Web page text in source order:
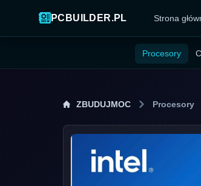
PCBUILDER.PL Strona
Procesory
ZBUDUJMOC Procesory